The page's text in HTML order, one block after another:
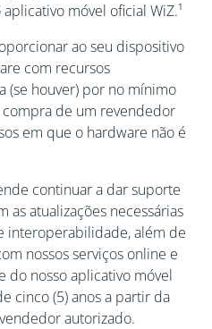
móvel oficial WiZ.¹
ao seu dispositivo
com recursos
(se houver) por no mínimo
compra de um revendedor
em que o hardware não é
continuar a dar suporte
as atualizações necessárias
interoperabilidade, além de
nossos serviços online e
do nosso aplicativo móvel
cinco (5) anos a partir da
autorizado.